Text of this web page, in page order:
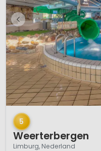
1 / 9
5
Weerterbergen
Limburg, Nederland